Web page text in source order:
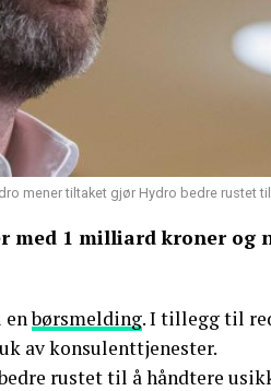
mener tiltaket gjør Hydro bedre rustet
med 1 milliard kroner og
enbørsmelding. I tillegg til
av konsulenttjenester.
rustet til å håndtere